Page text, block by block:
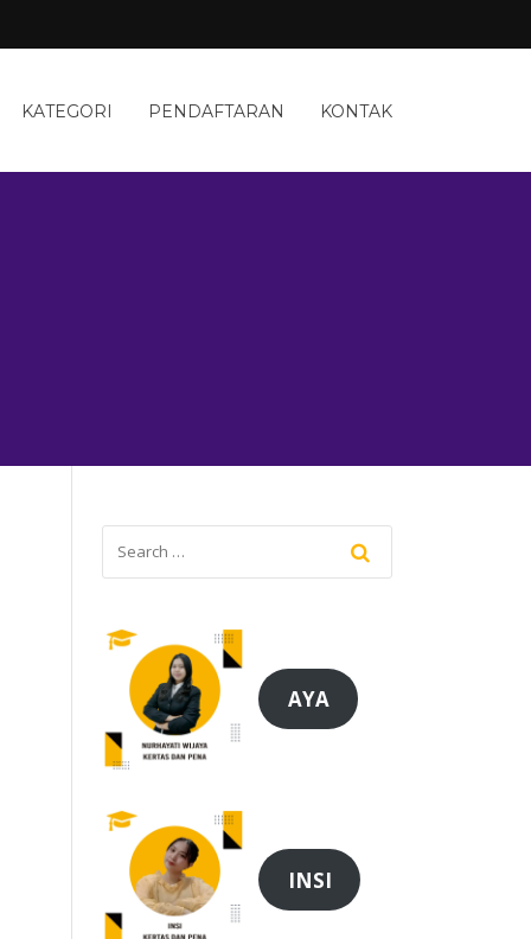
KATEGORI PENDAFTARAN KONTAK
AYA
INSI